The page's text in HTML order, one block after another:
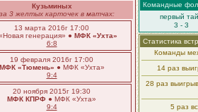
Кузьминых
3 желтых карточек в матчах:
13 марта 2016г 17:00
генерация» ● МФК «Ухта»
6:8
19 февраля 2016г 17:00
МФК «Тюмень» ● МФК «Ухта»
9:4
20 ноября 2015г 19:30
МФК КПРФ ● МФК «Ухта»
9:4
Командные
первый
3 - 3
Статистика
Команды
14 раз
28 раз
5 раз